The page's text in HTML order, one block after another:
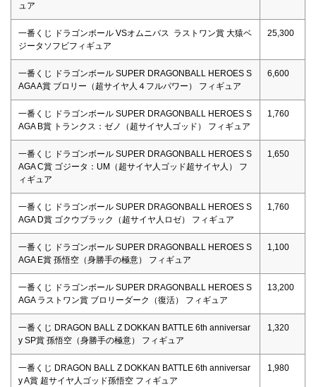
ュア
一番くじ ドラゴンボール VSオムニバス ラストワン賞 大猿ベ
ジータソフビフィギュア
25,300
一番くじ ドラゴンボール SUPER DRAGONBALL HEROES S
AGA A賞 ブロリー（超サイヤ人４フルパワー） フィギュア
6,600
一番くじ ドラゴンボール SUPER DRAGONBALL HEROES S
AGA B賞 トランクス：ゼノ（超サイヤ人ゴッド） フィギュア
1,760
一番くじ ドラゴンボール SUPER DRAGONBALL HEROES S
AGA C賞 ゴジータ：UM（超サイヤ人ゴッド超サイヤ人） フ
ィギュア
1,650
一番くじ ドラゴンボール SUPER DRAGONBALL HEROES S
AGA D賞 ゴクウブラック（超サイヤ人ロゼ） フィギュア
1,760
一番くじ ドラゴンボール SUPER DRAGONBALL HEROES S
AGA E賞 孫悟空（身勝手の極意） フィギュア
1,100
一番くじ ドラゴンボール SUPER DRAGONBALL HEROES S
AGA ラストワン賞 ブロリーダーク（復活） フィギュア
13,200
一番くじ DRAGON BALL Z DOKKAN BATTLE 6th anniversar
y SP賞 孫悟空（身勝手の極意） フィギュア
1,320
一番くじ DRAGON BALL Z DOKKAN BATTLE 6th anniversar
y A賞 超サイヤ人ゴッド孫悟空 フィギュア
1,980